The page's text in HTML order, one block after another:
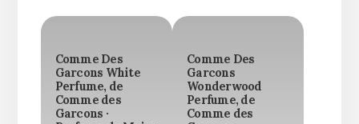
Comme Des
Garcons White
Perfume, de
Comme des
Garcons ·
Comme Des
Garcons
Wonderwood
Perfume, de
Comme des